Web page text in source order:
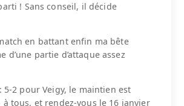
! Sans conseil, il décide
en battant enfin ma bête
d’une partie d’attaque assez
5-2 pour Veigy, le maintien est
à tous, et rendez-vous le 16 janvier